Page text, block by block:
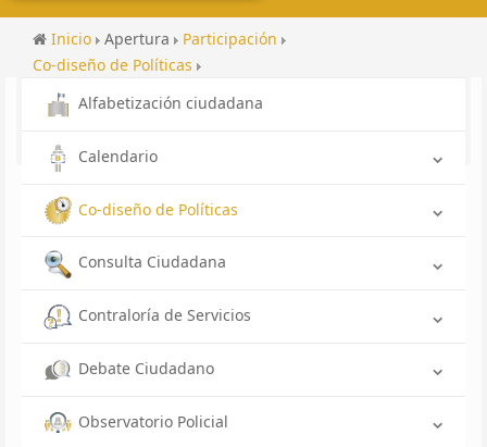
Inicio Apertura
Participación
Co-diseño de Políticas
Caja de Herramientas contra la Corrupción
Acciones de prevención
OIJ a tu servicio 2021
Alfabetización ciudadana
Calendario
Co-diseño de Políticas
Consulta Ciudadana
Contraloría de Servicios
Debate Ciudadano
Observatorio Policial